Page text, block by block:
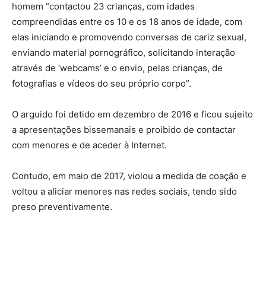
homem “contactou 23 crianças, com idades
compreendidas entre os 10 e os 18 anos de idade, com
elas iniciando e promovendo conversas de cariz sexual,
enviando material pornográfico, solicitando interação
através de ‘webcams’ e o envio, pelas crianças, de
fotografias e vídeos do seu próprio corpo”.
O arguido foi detido em dezembro de 2016 e ficou sujeito
a apresentações bissemanais e proibido de contactar
com menores e de aceder à Internet.
Contudo, em maio de 2017, violou a medida de coação e
voltou a aliciar menores nas redes sociais, tendo sido
preso preventivamente.